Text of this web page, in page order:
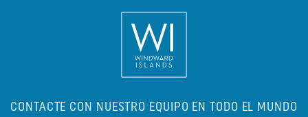
CONTACTE CON NUESTRO EQUIPO EN TODO EL MUNDO